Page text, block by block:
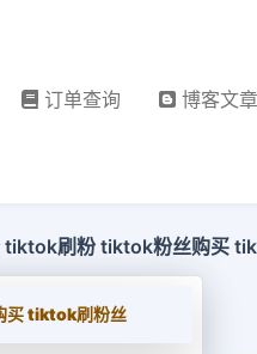
订单查询 博客文章
刷粉 tiktok粉丝购买
tiktok刷粉丝